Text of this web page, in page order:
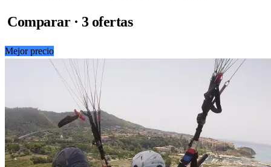
Comparar · 3 ofertas
Mejor precio